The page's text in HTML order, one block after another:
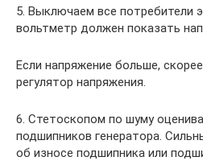
5. Выключаем все потребители
вольтметр должен показать
Если напряжение больше,
регулятор напряжения.
6. Стетоскопом по шуму
подшипников генератора.
об износе подшипника или